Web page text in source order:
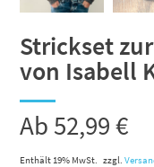
Strickset
von Isabell
Ab 52,99€
Enthält 19% MwSt. zzgl.